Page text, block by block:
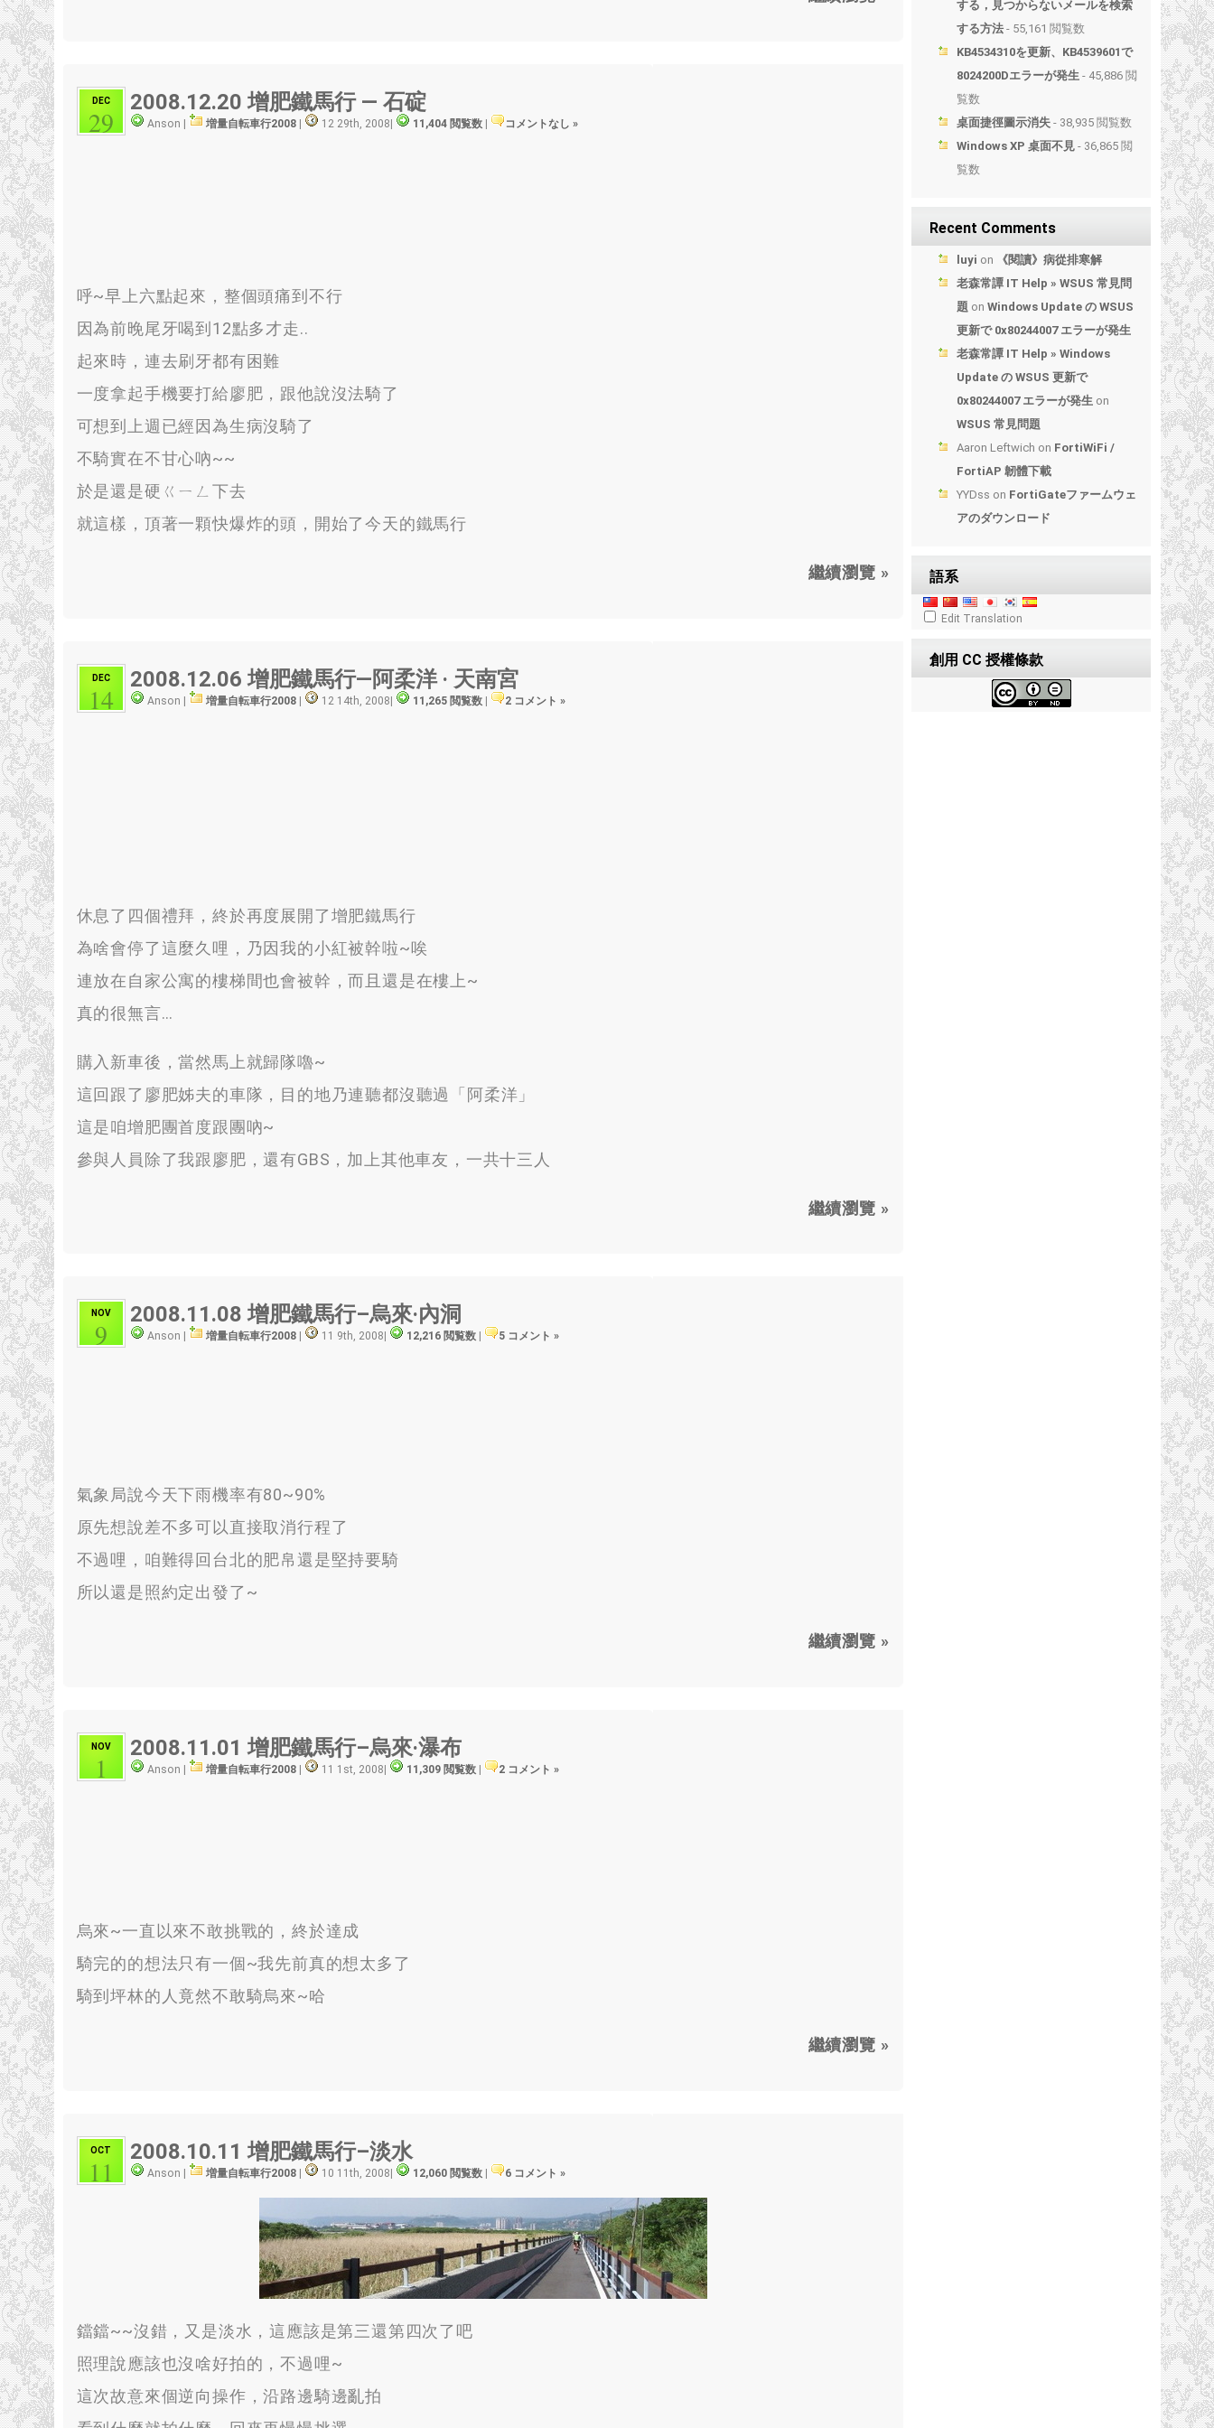
DEC
29
2008.12.20增肥鐵馬行 — 石碇
Anson | 増量自転車行2008| 12 29th, 2008| 11,404 閲覧数 | コメントなし »
呼~早上六點起來 ， 整個頭痛到不行
因為前晚尾牙喝到12點多才走..
起來時 ， 連去刷牙都有困難
一度拿起手機要打給廖肥 ， 跟他說沒法騎了
可想到上週已經因為生病沒騎了
不騎實在不甘心吶~~
於是還是硬ㄍㄧㄥ下去
就這樣 ， 頂著一顆快爆炸的頭 ， 開始了今天的鐵馬行
繼續瀏覽 »
DEC
14
2008.12.06 增肥鐵馬行—阿柔洋 ‧ 天南宮
Anson | 増量自転車行2008| 12 14th, 2008| 11,265 閲覧数 | 2 コメント »
休息了四個禮拜 ， 終於再度展開了增肥鐵馬行
為啥會停了這麼久哩 ， 乃因我的小紅被幹啦~唉
連放在自家公寓的樓梯間也會被幹 ，而且還是在樓上~
真的很無言…
購入新車後 ，當然馬上就歸隊嚕~
這回跟了廖肥姊夫的車隊 ， 目的地乃連聽都沒聽過「阿柔洋」
這是咱增肥團首度跟團吶~
參與人員除了我跟廖肥 ， 還有GBS ， 加上其他車友 ， 一共十三人
繼續瀏覽 »
NOV
9
2008.11.08增肥鐵馬行–烏來‧內洞
Anson | 増量自転車行2008| 11 9th, 2008 12,216 閲覧数 5 コメント »
氣象局說今天下雨機率有80~90%
原先想說差不多可以直接取消行程了
不過哩 ， 咱難得回台北的肥帛還是堅持要騎
所以還是照約定出發了~
繼續瀏覽 »
NOV
1
2008.11.01增肥鐵馬行–烏來‧瀑布
Anson | 増量自転車行2008| 11 1st, 2008 11,309 閲覧数 2 コメント »
烏來~一直以來不敢挑戰的 ， 終於達成
騎完的的想法只有一個~我先前真的想太多了
騎到坪林的人竟然不敢騎烏來~哈
繼續瀏覽 »
OCT
11
2008.10.11 增肥鐵馬行–淡水
Anson | 増量自転車行2008| 10 11th, 2008| 12,060 閲覧数 | 6 コメント »
鐺鐺~~沒錯 ， 又是淡水 ，這應該是第三還第四次了吧
照理說應該也沒啥好拍的 ，不過哩~
這次故意來個逆向操作 ，沿路邊騎邊亂拍
する，見つからないメールを検索
する方法 - 55,161 閲覧数
KB4534310を更新、KB4539601で
8024200Dエラーが発生 - 45,886 閲
覧数
桌面捷徑圖示消失 - 38,935 閲覧数
Windows XP 桌面不見 - 36,865 閲
覧数
Recent Comments
luyi on
《閱讀》病從排寒解
老森常譚 IT Help » WSUS 常見問
題 on Windows Update の WSUS
更新で 0x80244007 エラーが発生
老森常譚 IT Help » Windows
Update の WSUS 更新で
0x80244007 エラーが発生 on
WSUS 常見問題
Aaron Leftwich on FortiWiFi /
FortiAP 韌體下載
YYDss on FortiGateファームウェ
アのダウンロード
語系
Edit Translation
創用 CC 授權條款